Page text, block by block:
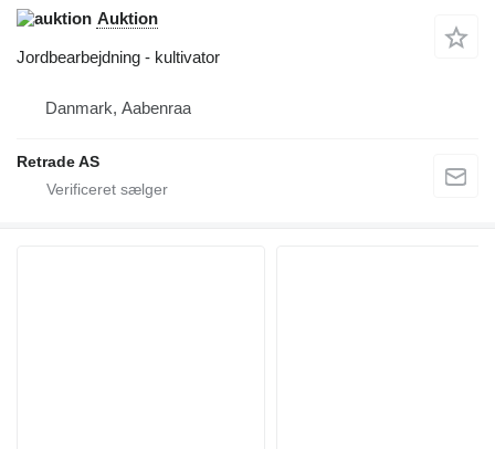
Auktion
Jordbearbejdning - kultivator
Danmark, Aabenraa
Retrade AS